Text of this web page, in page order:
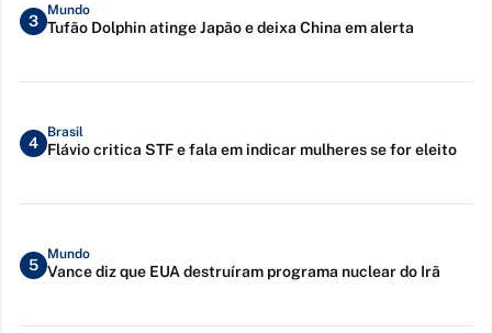
3
Mundo
Tufão Dolphin atinge Japão e deixa China em alerta
4
Brasil
Flávio critica STF e fala em indicar mulheres se for eleito
5
Mundo
Vance diz que EUA destruíram programa nuclear do Irã